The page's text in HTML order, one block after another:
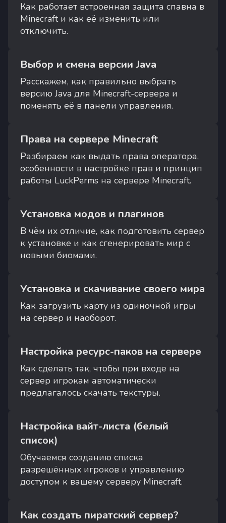
Как работает встроенная защита спавна в
Minecraft и как её изменить или
отключить.
Выбор и смена версии Java
Расскажем, как правильно выбрать
версию Java для Minecraft-сервера и
поменять её в панели управления.
Права на сервере Minecraft
Разбираем как выдать права оператора,
особенности в настройке прав и принцип
работы LuckPerms на сервере Minecraft.
Установка модов и плагинов
В чём их отличие, как подготовить сервер
к установке и как сгенерировать мир с
новыми биомами.
Установка и скачивание своего мира
Как загрузить карту из одиночной игры
на сервер и наоборот.
Настройка ресурс-паков на сервере
Как сделать так, чтобы при входе на
сервер игрокам автоматически
предлагалось скачать текстуры.
Настройка вайт-листа (белый
список)
Обучаемся созданию списка
разрешённых игроков и управлению
доступом к вашему серверу Minecraft.
Как создать пиратский сервер?